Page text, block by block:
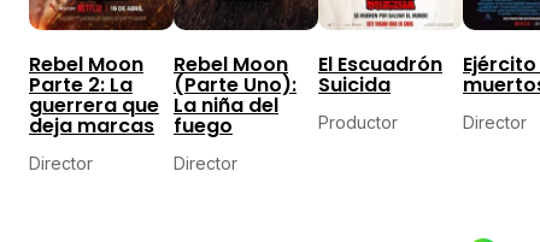
Rebel Moon
Parte 2: La
guerrera que
deja marcas
Director
Rebel Moon
(Parte Uno):
La niña del
fuego
Director
El Escuadrón
Suicida
Productor Director